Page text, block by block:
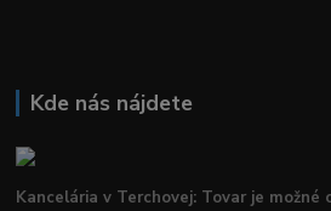
Kde nás nájdete
Kancelária v Terchovej: Tovar je možné